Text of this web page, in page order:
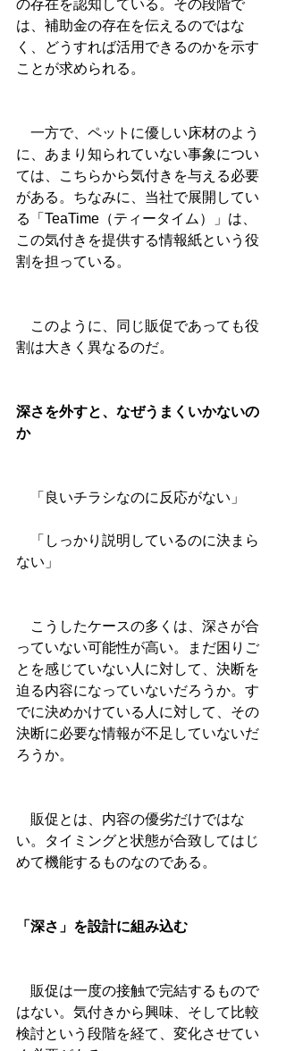
の存在を認知している。その段階で
は、補助金の存在を伝えるのではな
く、どうすれば活用できるのかを示す
ことが求められる。
一方で、ペットに優しい床材のよう
に、あまり知られていない事象につい
ては、こちらから気付きを与える必要
がある。ちなみに、当社で展開してい
る「TeaTime（ティータイム）」は、
この気付きを提供する情報紙という役
割を担っている。
このように、同じ販促であっても役
割は大きく異なるのだ。
深さを外すと、なぜうまくいかないの
か
「良いチラシなのに反応がない」
「しっかり説明しているのに決まら
ない」
こうしたケースの多くは、深さが合
っていない可能性が高い。まだ困りご
とを感じていない人に対して、決断を
迫る内容になっていないだろうか。す
でに決めかけている人に対して、その
決断に必要な情報が不足していないだ
ろうか。
販促とは、内容の優劣だけではな
い。タイミングと状態が合致してはじ
めて機能するものなのである。
「深さ」を設計に組み込む
販促は一度の接触で完結するもので
はない。気付きから興味、そして比較
検討という段階を経て、変化させてい